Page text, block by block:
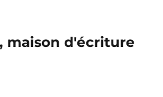
maison d'écriture